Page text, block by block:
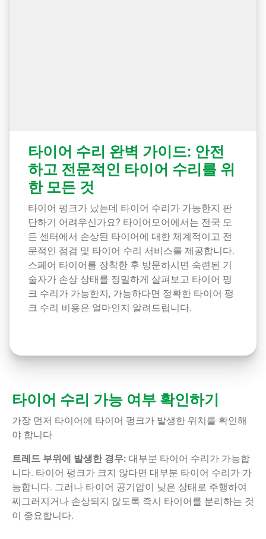
타이어 수리 완벽 가이드: 안전
하고 전문적인 타이어 수리를 위
한 모든 것
타이어 펑크가 났는데 타이어 수리가 가능한지 판
단하기 어려우신가요? 타이어모어에서는 전국 모
든 센터에서 손상된 타이어에 대한 체계적이고 전
문적인 점검 및 타이어 수리 서비스를 제공합니다.
스페어 타이어를 장착한 후 방문하시면 숙련된 기
술자가 손상 상태를 정밀하게 살펴보고 타이어 펑
크 수리가 가능한지, 가능하다면 정확한 타이어 펑
크 수리 비용은 얼마인지 알려드립니다.
타이어 수리 가능 여부 확인하기
가장 먼저 타이어에 타이어 펑크가 발생한 위치를 확인해
야 합니다
트레드 부위에 발생한 경우: 대부분 타이어 수리가 가능합
니다. 타이어 펑크가 크지 않다면 대부분 타이어 수리가 가
능합니다. 그러나 타이어 공기압이 낮은 상태로 주행하여
찌그러지거나 손상되지 않도록 즉시 타이어를 분리하는 것
이 중요합니다.